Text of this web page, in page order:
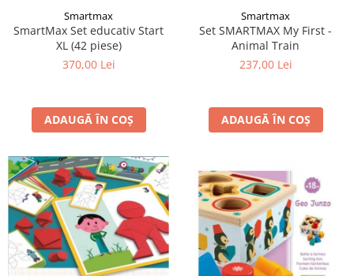
Smartmax
SmartMax Set educativ Start
XL (42 piese)
370,00 Lei
ADAUGĂ ÎN COȘ
Smartmax
Set SMARTMAX My First -
Animal Train
237,00 Lei
ADAUGĂ ÎN COȘ